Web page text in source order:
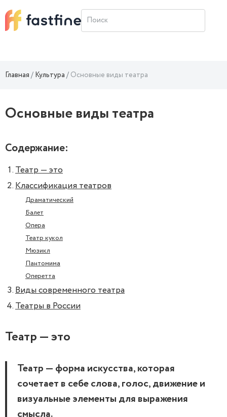
Главная Культура Основные виды театра
Основные виды театра
Содержание:
Театр — это
Классификация театров
Драматический
Балет
Опера
Театр кукол
Мюзикл
Пантомима
Оперетта
Виды современного театра
Театры в России
Театр — это
Театр — форма искусства, которая
сочетает в себе слова, голос, движение и
визуальные элементы для выражения